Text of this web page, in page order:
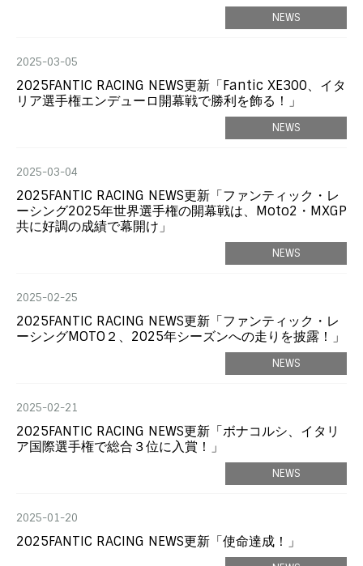
NEWS
2025-03-05
2025FANTIC RACING NEWS更新「Fantic XE300、イタ
リア選手権エンデューロ開幕戦で勝利を飾る！」
NEWS
2025-03-04
2025FANTIC RACING NEWS更新「ファンティック・レ
ーシング2025年世界選手権の開幕戦は、Moto2・MXGP
共に好調の成績で幕開け」
NEWS
2025-02-25
2025FANTIC RACING NEWS更新「ファンティック・レ
ーシングMOTO２、2025年シーズンへの走りを披露！」
NEWS
2025-02-21
2025FANTIC RACING NEWS更新「ボナコルシ、イタリ
ア国際選手権で総合３位に入賞！」
NEWS
2025-01-20
2025FANTIC RACING NEWS更新「使命達成！」